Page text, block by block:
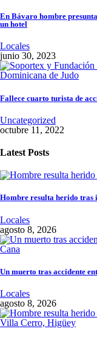
En Bávaro hombre
un hotel
Locales
junio 30, 2023
Fallece cuarto turista de
Uncategorized
octubre 11, 2022
Latest Posts
Hombre resulta herido tras
Locales
agosto 8, 2026
Un muerto tras accidente
Locales
agosto 8, 2026